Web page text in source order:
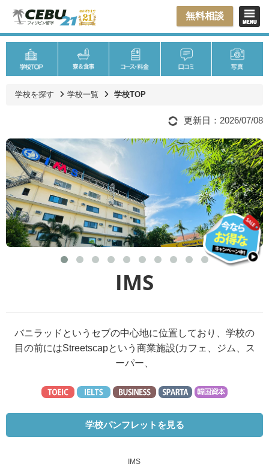
無料相談
学校を探す 学校一覧 学校TOP
更新日：2026/07/08
IMS
バニラッドというセブの中心地に位置しており、学校の
目の前にはStreetscapという商業施設(カフェ、ジム、ス
ーパー、
学校パンフレットを見る
IMS